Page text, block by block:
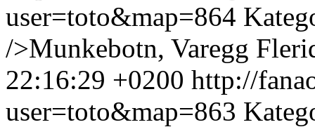
user=toto&map=864
/>Munkebotn, Varegg
22:16:29 +0200 http://
user=toto&map=863